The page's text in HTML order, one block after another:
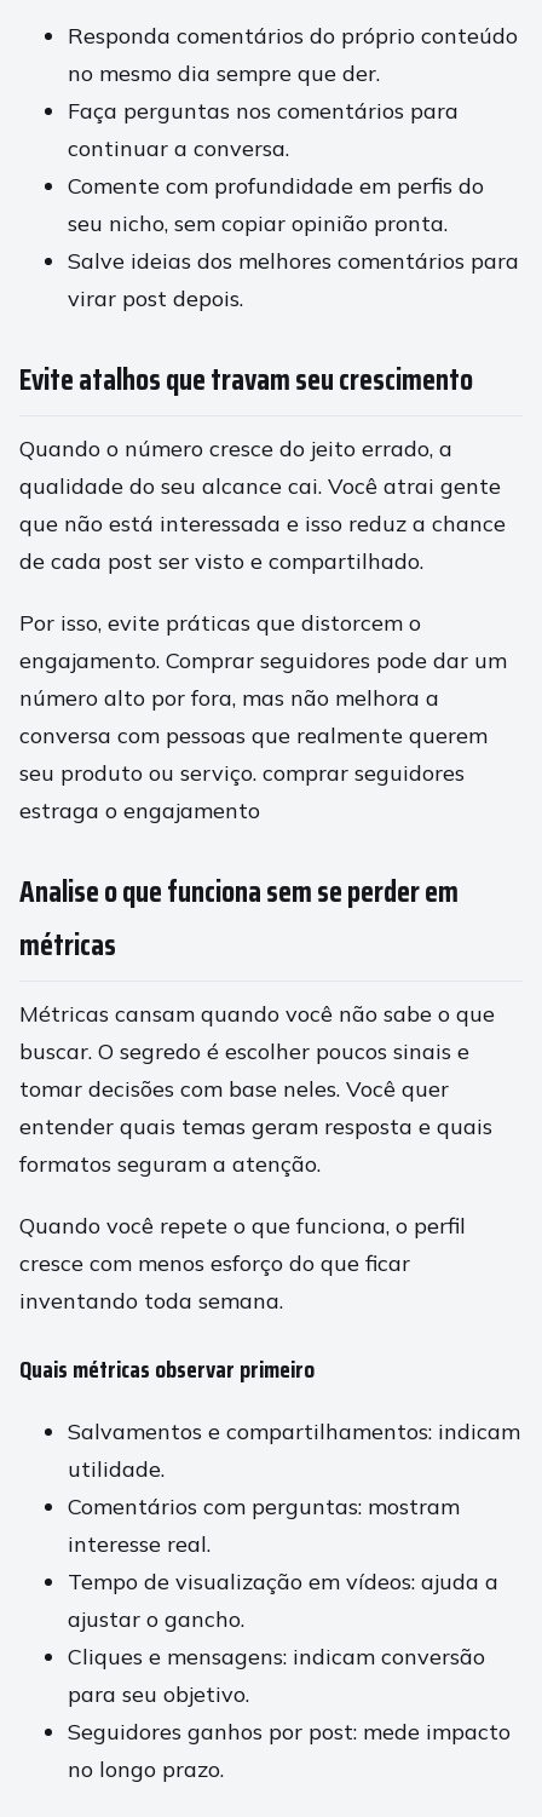
Responda comentários do próprio conteúdo
no mesmo dia sempre que der.
Faça perguntas nos comentários para
continuar a conversa.
Comente com profundidade em perfis do
seu nicho, sem copiar opinião pronta.
Salve ideias dos melhores comentários para
virar post depois.
Evite atalhos que travam seu crescimento
Quando o número cresce do jeito errado, a
qualidade do seu alcance cai. Você atrai gente
que não está interessada e isso reduz a chance
de cada post ser visto e compartilhado.
Por isso, evite práticas que distorcem o
engajamento. Comprar seguidores pode dar um
número alto por fora, mas não melhora a
conversa com pessoas que realmente querem
seu produto ou serviço. comprar seguidores
estraga o engajamento
Analise o que funciona sem se perder em
métricas
Métricas cansam quando você não sabe o que
buscar. O segredo é escolher poucos sinais e
tomar decisões com base neles. Você quer
entender quais temas geram resposta e quais
formatos seguram a atenção.
Quando você repete o que funciona, o perfil
cresce com menos esforço do que ficar
inventando toda semana.
Quais métricas observar primeiro
Salvamentos e compartilhamentos: indicam
utilidade.
Comentários com perguntas: mostram
interesse real.
Tempo de visualização em vídeos: ajuda a
ajustar o gancho.
Cliques e mensagens: indicam conversão
para seu objetivo.
Seguidores ganhos por post: mede impacto
no longo prazo.